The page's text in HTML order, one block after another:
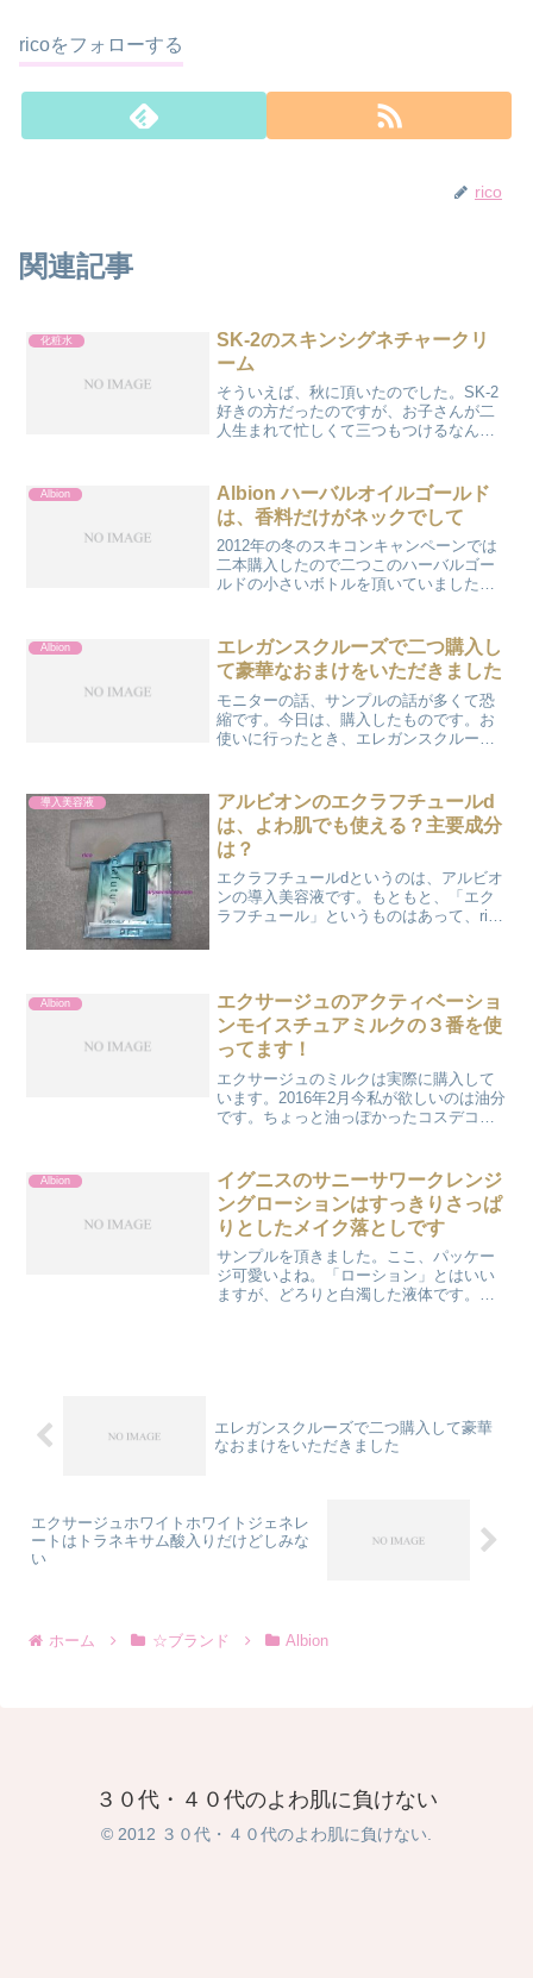
ricoをフォローする
rico
関連記事
化粧水
SK-2のスキンシグネチャークリ
ーム
そういえば、秋に頂いたのでした。SK-2
好きの方だったのですが、お子さんが二
人生まれて忙しくて三つもつけるなん
で開けてない、とのことでした。たぶん
気に入るよ、とのことで...
Albion
Albion ハーバルオイルゴールド
は、香料だけがネックでして
2012年の冬のスキコンキャンペーンでは
二本購入したので二つこのハーバルゴー
ルドの小さいボトルを頂いていました。
をすっかり忘れていたのです。スリーの
コンディショニングS...
Albion
エレガンスクルーズで二つ購入し
て豪華なおまけをいただきました
モニターの話、サンプルの話が多くて恐
縮です。今日は、購入したものです。お
使いに行ったとき、エレガンスクルーズ
が、気になってしまって。ちょっと気に
なったアイシャドウと一緒に...
導入美容液
アルビオンのエクラフチュールd
は、よわ肌でも使える？主要成分
は？
エクラフチュールdというのは、アルビオ
ンの導入美容液です。もともと、「エク
ラフチュール」というものはあって、rico
だと好まな...
Albion
エクサージュのアクティベーショ
ンモイスチュアミルクの３番を使
ってます！
エクサージュのミルクは実際に購入して
います。2016年2月今私が欲しいのは油分
です。ちょっと油っぽかったコスデコの
リームはコスデコが少し残ってます。コ
スデコが残ってるせ...
Albion
イグニスのサニーサワークレンジ
ングローションはすっきりさっぱ
りとしたメイク落としです
サンプルを頂きました。ここ、パッケー
ジ可愛いよね。「ローション」とはいい
ますが、どろりと白濁した液体です。香
エレガンスクルーズで二つ購入して豪華
なおまけをいただきました
エクサージュホワイトホワイトジェネレ
ートはトラネキサム酸入りだけどしみな
い
ホーム ☆ブランド Albion
３０代・４０代のよわ肌に負けない
© 2012 ３０代・４０代のよわ肌に負けない.